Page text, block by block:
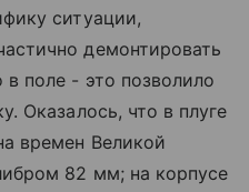
ситуации,
демонтировать
поле - это позволило
Оказалось, что в плуге
времен Великой
82 мм; на корпусе